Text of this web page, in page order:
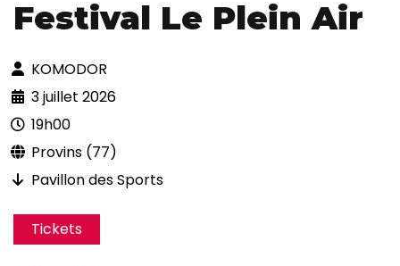
Festival Le Plein Air
KOMODOR
3 juillet 2026
19h00
Provins (77)
Pavillon des Sports
Tickets